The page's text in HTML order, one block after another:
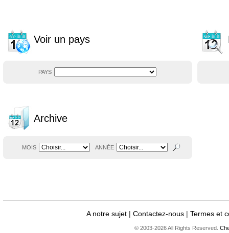
Voir un pays
PAYS
Archive
MOIS ANNÉE
A notre sujet |Contactez-nous |Termes et
© 2003-2026 All Rights Reserved.